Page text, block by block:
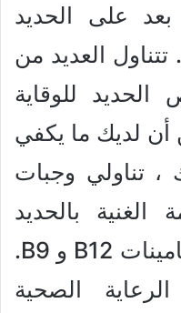
على الحديد
تتناول العديد من
الحديد للوقاية
أن لديك ما يكفي
تناولي وجبات
الغنية بالحديد
والأطعمة التي توفر فيتامينات B12 و B9.
الصحية